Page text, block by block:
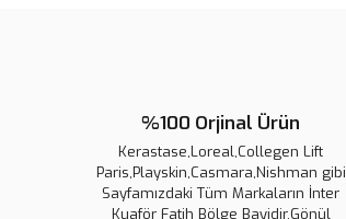
%100 Orjinal Ürün
Kerastase,Loreal,Collegen Lift
Paris,Playskin,Casmara,Nishman gibi
Sayfamızdaki Tüm Markaların İnter
Kuaför Fatih Bölge Bayidir.Gönül